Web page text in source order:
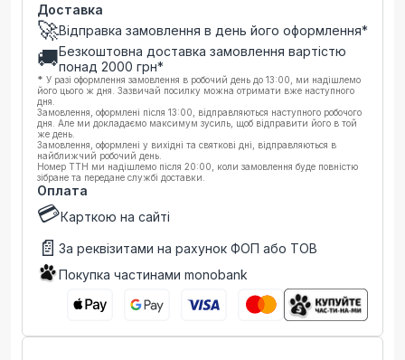
Доставка
🚀Відправка замовлення в день його оформлення*
🚚Безкоштовна доставка замовлення вартістю
понад 2000 грн*
* У разі оформлення замовлення в робочий день до 13:00, ми надішлемо
його цього ж дня. Зазвичай посилку можна отримати вже наступного
дня.
Замовлення, оформлені після 13:00, відправляються наступного робочого
дня. Але ми докладаємо максимум зусиль, щоб відправити його в той
же день.
Замовлення, оформлені у вихідні та святкові дні, відправляються в
найближчий робочий день.
Номер ТТН ми надішлемо після 20:00, коли замовлення буде повністю
зібране та передане службі доставки.
Оплата
💳Карткою на сайті
📄 За реквізитами на рахунок ФОП або ТОВ
Покупка частинами monobank